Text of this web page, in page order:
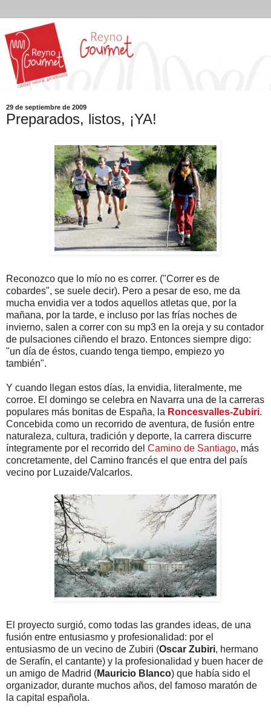
29 de septiembre de 2009
Preparados, listos, ¡YA!
Reconozco que lo mío no es correr. ("Correr es de
cobardes", se suele decir). Pero a pesar de eso, me da
mucha envidia ver a todos aquellos atletas que, por la
mañana, por la tarde, e incluso por las frías noches de
invierno, salen a correr con su mp3 en la oreja y su contador
de pulsaciones ciñendo el brazo. Entonces siempre digo:
"un día de éstos, cuando tenga tiempo, empiezo yo
también".
Y cuando llegan estos días, la envidia, literalmente, me
corroe. El domingo se celebra en Navarra una de la carreras
populares más bonitas de España, la Roncesvalles-Zubiri.
Concebida como un recorrido de aventura, de fusión entre
naturaleza, cultura, tradición y deporte, la carrera discurre
íntegramente por el recorrido del Camino de Santiago, más
concretamente, del Camino francés el que entra del país
vecino por Luzaide/Valcarlos.
El proyecto surgió, como todas las grandes ideas, de una
fusión entre entusiasmo y profesionalidad: por el
entusiasmo de un vecino de Zubiri (Oscar Zubiri, hermano
de Serafín, el cantante) y la profesionalidad y buen hacer de
un amigo de Madrid (Mauricio Blanco) que había sido el
organizador, durante muchos años, del famoso maratón de
la capital española.